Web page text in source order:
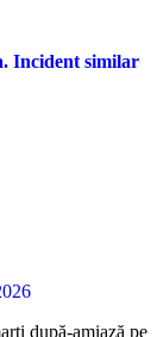
Incident similar